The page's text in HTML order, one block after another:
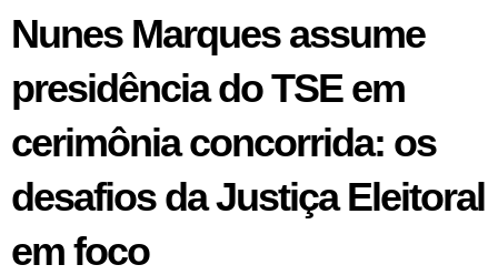
Nunes Marques assume
presidência do TSE em
cerimônia concorrida: os
desafios da Justiça Eleitoral
em foco